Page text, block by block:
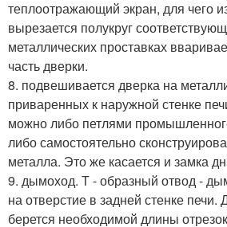
теплоотражающий экран, для чего
вырезается полукруг
металлических проставках
часть дверки.
8. подвешивается дверка на
приваренных к наружной стенке
можно либо петлями
либо самостоятельно
металла. Это же касается и замка
9. дымоход. Т - образный отвод -
на отверстие в задней стенке печи.
берется необходимой длины